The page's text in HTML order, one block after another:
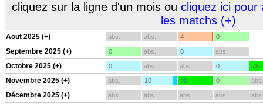
cliquez sur la ligne d'un mois ou cliquez ici pour
les matchs (+)
Aout 2025 (+) abs. abs. 4 0
Septembre 2025 (+) 0 abs. 0 abs.
Octobre 2025 (+) 0 abs. abs. 0 75
Novembre 2025 (+) abs. 10 90 0 abs.
Décembre 2025 (+) abs. abs. abs. abs. abs.